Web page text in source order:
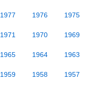
1977 1976 1975
1971 1970 1969
1965 1964 1963
1959 1958 1957